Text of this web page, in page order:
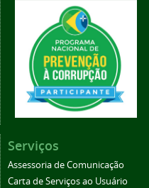
Serviços
Assessoria de Comunicação
Carta de Serviços ao Usuário